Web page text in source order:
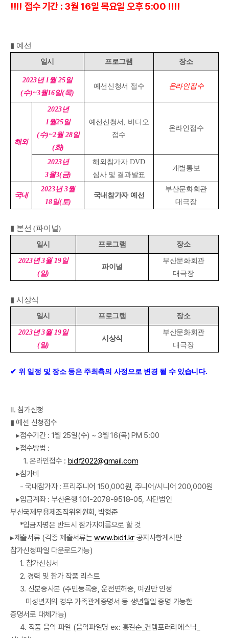
!!!! 접수 기간 : 3월 16일 목요일 오후 5:00 !!!!
▮ 예선
일시 프로그램 장소
2023년1 월 25일
(수)~3월16일(목)
예선신청서 접수 온라인접수
해외
2023년
1 월25 일
(수)~2월 28일
(화)
예선신청서 , 비디오
접수
온라인접수
2023년
3월3(금)
해외참가자 DVD
심사 및 결과발표
개별통보
국내
2023년 3월
18일(토)
국내참가자 예선
부산문화회관
대극장
▮ 본선(파이널)
일시 프로그램 장소
2023년3월 19일
(일)
파이널
부산문화회관
대극장
▮ 시상식
일시 프로그램 장소
2023년3월 19일
(일)
시상식
부산문화회관
대극장
✔ 위 일정 및 장소 등은 주최측의 사정으로 변경 될 수 있습니다.
Ⅱ. 참가신청
▮ 예선 신청접수
▸접수기간 : 1월 25일(수) ~ 3월 16(목) PM 5:00
▸접수방법 :
1. 온라인접수 : bidf2022@gmail.com
▸참가비
- 국내참가자 : 프리주니어 150,000원, 주니어/시니어 200,000원
▸입금계좌 : 부산은행 101-2078-9518-05, 사단법인
부산국제무용제조직위위원회, 박형준
*입금자명은 반드시 참가자이름으로 할 것
▸제출서류 (각종 제출서류는www.bidf.kr공지사항게시판
참가신청파일 다운로드가능)
1. 참가신청서
2. 경력 및 참가 작품 리스트
3. 신분증사본 (주민등록증, 운전면허증, 여권만 인정
미성년자의 경우 가족관계증명서 등 생년월일 증명 가능한
증명서로 대체가능)
4. 작품 음악 파일 (음악파일명 ex: 홍길순_컨템포러리에스닉_